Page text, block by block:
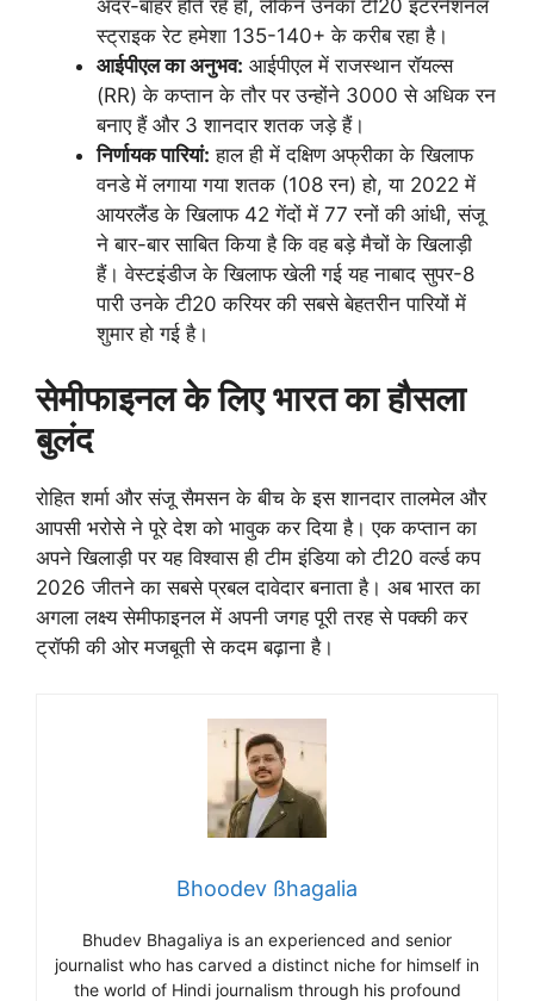
अंदर-बाहर होते रहे हों, लेकिन उनका टी20 इंटरनेशनल
स्ट्राइक रेट हमेशा 135-140+ के करीब रहा है।
आईपीएल का अनुभव: आईपीएल में राजस्थान रॉयल्स
(RR) के कप्तान के तौर पर उन्होंने 3000 से अधिक रन
बनाए हैं और 3 शानदार शतक जड़े हैं।
निर्णायक पारियां: हाल ही में दक्षिण अफ्रीका के खिलाफ
वनडे में लगाया गया शतक (108 रन) हो, या 2022 में
आयरलैंड के खिलाफ 42 गेंदों में 77 रनों की आंधी, संजू
ने बार-बार साबित किया है कि वह बड़े मैचों के खिलाड़ी
हैं। वेस्टइंडीज के खिलाफ खेली गई यह नाबाद सुपर-8
पारी उनके टी20 करियर की सबसे बेहतरीन पारियों में
शुमार हो गई है।
सेमीफाइनल के लिए भारत का हौसला
बुलंद
रोहित शर्मा और संजू सैमसन के बीच के इस शानदार तालमेल और
आपसी भरोसे ने पूरे देश को भावुक कर दिया है। एक कप्तान का
अपने खिलाड़ी पर यह विश्वास ही टीम इंडिया को टी20 वर्ल्ड कप
2026 जीतने का सबसे प्रबल दावेदार बनाता है। अब भारत का
अगला लक्ष्य सेमीफाइनल में अपनी जगह पूरी तरह से पक्की कर
ट्रॉफी की ओर मजबूती से कदम बढ़ाना है।
Bhoodev ßhagalia
Bhudev Bhagaliya is an experienced and senior
journalist who has carved a distinct niche for himself in
the world of Hindi journalism through his profound